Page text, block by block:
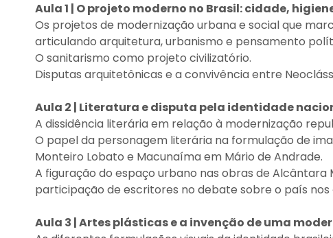
Aula 1 | O projeto moderno no Brasil: cidade,
Os projetos de modernização urbana e social que
articulando arquitetura, urbanismo e pensamento
O sanitarismo como projeto civilizatório.
Disputas arquitetônicas e a convivência entre
Aula 2 | Literatura e disputa pela identidade
A dissidência literária em relação à modernização
O papel da personagem literária na formulação de
Monteiro Lobato e Macunaíma em Mário de Andrade.
A figuração do espaço urbano nas obras de
participação de escritores no debate sobre o país nos
Aula 3 | Artes plásticas e a invenção de uma